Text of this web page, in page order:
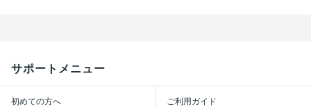
サポートメニュー
初めての方へ ご利用ガイド